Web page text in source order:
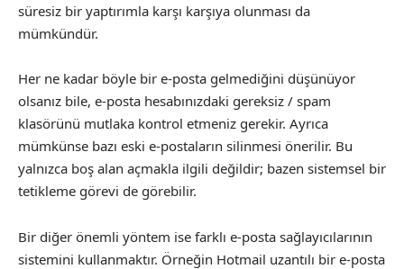
süresiz bir yaptırımla karşı karşıya olunması da
mümkündür.
Her ne kadar böyle bir e-posta gelmediğini düşünüyor
olsanız bile, e-posta hesabınızdaki gereksiz / spam
klasörünü mutlaka kontrol etmeniz gerekir. Ayrıca
mümkünse bazı eski e-postaların silinmesi önerilir. Bu
yalnızca boş alan açmakla ilgili değildir; bazen sistemsel bir
tetikleme görevi de görebilir.
Bir diğer önemli yöntem ise farklı e-posta sağlayıcılarının
sistemini kullanmaktır. Örneğin Hotmail uzantılı bir e-posta